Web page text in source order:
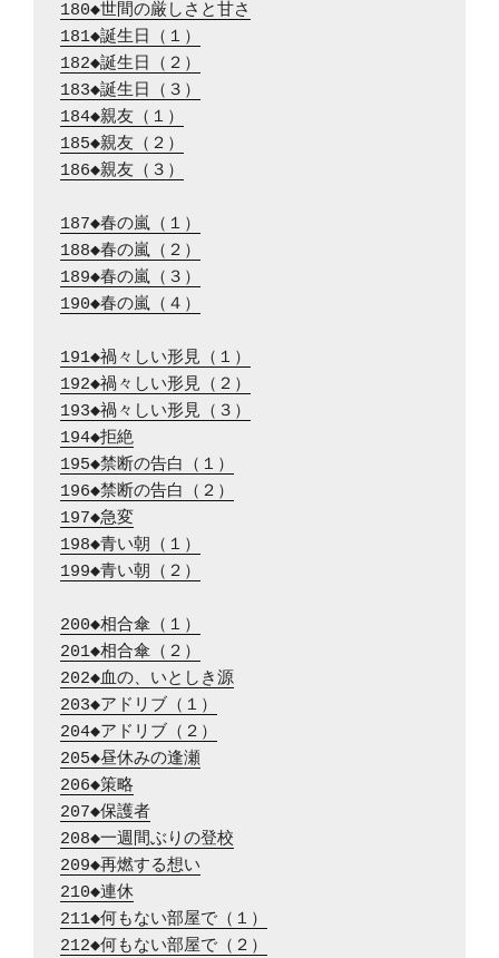
180◆世間の厳しさと甘さ
181◆誕生日（１）
182◆誕生日（２）
183◆誕生日（３）
184◆親友（１）
185◆親友（２）
186◆親友（３）
187◆春の嵐（１）
188◆春の嵐（２）
189◆春の嵐（３）
190◆春の嵐（４）
191◆禍々しい形見（１）
192◆禍々しい形見（２）
193◆禍々しい形見（３）
194◆拒絶
195◆禁断の告白（１）
196◆禁断の告白（２）
197◆急変
198◆青い朝（１）
199◆青い朝（２）
200◆相合傘（１）
201◆相合傘（２）
202◆血の、いとしき源
203◆アドリブ（１）
204◆アドリブ（２）
205◆昼休みの逢瀬
206◆策略
207◆保護者
208◆一週間ぶりの登校
209◆再燃する想い
210◆連休
211◆何もない部屋で（１）
212◆何もない部屋で（２）